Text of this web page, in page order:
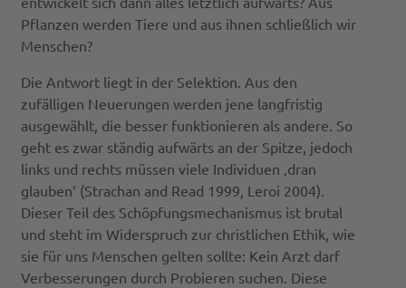
Pflanzen werden Tiere und aus ihnen schließlich wir
Menschen?
Die Antwort liegt in der Selektion. Aus den
zufälligen Neuerungen werden jene langfristig
ausgewählt, die besser funktionieren als andere. So
geht es zwar ständig aufwärts an der Spitze, jedoch
links und rechts müssen viele Individuen ‚dran
glauben‘ (Strachan and Read 1999, Leroi 2004).
Dieser Teil des Schöpfungsmechanismus ist brutal
und steht im Widerspruch zur christlichen Ethik, wie
sie für uns Menschen gelten sollte: Kein Arzt darf
Verbesserungen durch Probieren suchen. Diese